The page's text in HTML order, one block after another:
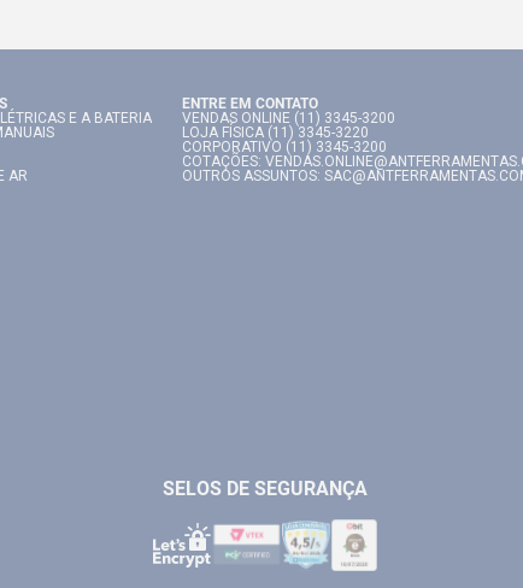
E A BATERIA
AR
ENTRE EM CONTATO
VENDAS ONLINE (11) 3345-3200
LOJA FÍSICA (11) 3345-3220
CORPORATIVO (11) 3345-3200
COTAÇÕES:
OUTROS ASSUNTOS:
SELOS DE SEGURANÇA